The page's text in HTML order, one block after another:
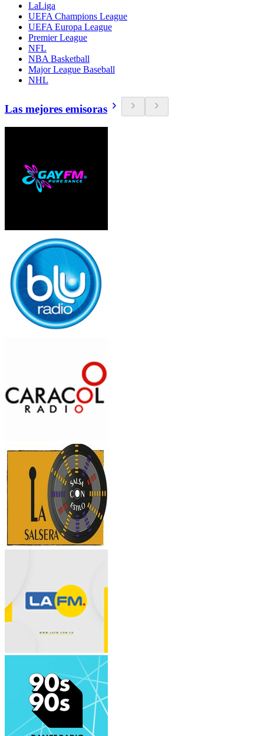
LaLiga
UEFA Champions League
UEFA Europa League
Premier League
NFL
NBA Basketball
Major League Baseball
NHL
Las mejores emisoras